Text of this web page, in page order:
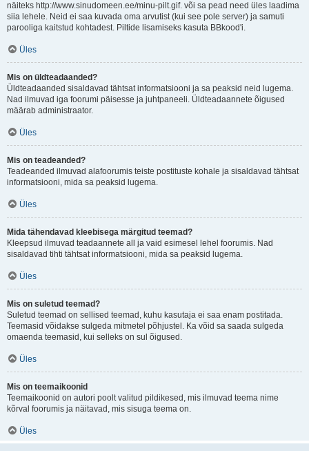
näiteks http://www.sinudomeen.ee/minu-pilt.gif. või sa pead need üles laadima
siia lehele. Neid ei saa kuvada oma arvutist (kui see pole server) ja samuti
parooliga kaitstud kohtadest. Piltide lisamiseks kasuta BBkood'i.
Üles
Mis on üldteadaanded?
Üldteadaanded sisaldavad tähtsat informatsiooni ja sa peaksid neid lugema.
Nad ilmuvad iga foorumi päisesse ja juhtpaneeli. Üldteadaannete õigused
määrab administraator.
Üles
Mis on teadeanded?
Teadeanded ilmuvad alafoorumis teiste postituste kohale ja sisaldavad tähtsat
informatsiooni, mida sa peaksid lugema.
Üles
Mida tähendavad kleebisega märgitud teemad?
Kleepsud ilmuvad teadaannete all ja vaid esimesel lehel foorumis. Nad
sisaldavad tihti tähtsat informatsiooni, mida sa peaksid lugema.
Üles
Mis on suletud teemad?
Suletud teemad on sellised teemad, kuhu kasutaja ei saa enam postitada.
Teemasid võidakse sulgeda mitmetel põhjustel. Ka võid sa saada sulgeda
omaenda teemasid, kui selleks on sul õigused.
Üles
Mis on teemaikoonid
Teemaikoonid on autori poolt valitud pildikesed, mis ilmuvad teema nime
kõrval foorumis ja näitavad, mis sisuga teema on.
Üles